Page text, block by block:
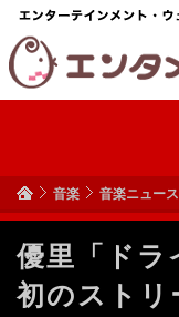
音楽 音楽ニュース
優里「ドラ
初のストリ